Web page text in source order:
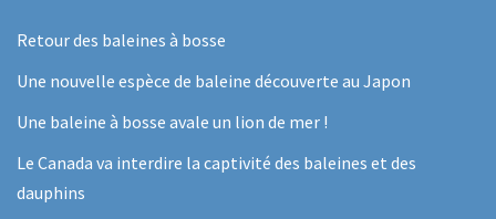
Retour des baleines à bosse
Une nouvelle espèce de baleine découverte au Japon
Une baleine à bosse avale un lion de mer !
Le Canada va interdire la captivité des baleines et des
dauphins